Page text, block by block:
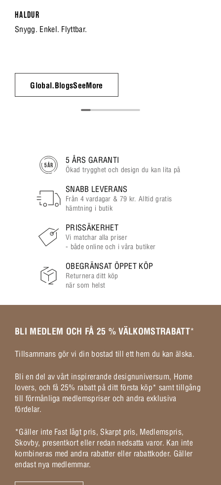
HALDUR
Snygg. Enkel. Flyttbar.
Global.BlogsSeeMore
5 ÅRS GARANTI
Ökad trygghet och design du kan lita på
SNABB LEVERANS
Från 4 vardagar & 79 kr. Alltid gratis
hämtning i butik
PRISSÄKERHET
Vi matchar alla priser
- både online och i våra butiker
OBEGRÄNSAT ÖPPET KÖP
Returnera ditt köp
när som helst
BLI MEDLEM OCH FÅ 25 % VÄLKOMSTRABATT*
Tillsammans gör vi din bostad till ett hem du kan älska.
Bli en del av vårt inspirerande designuniversum, Home
lovers, och få 25% rabatt på ditt första köp* samt tillgång
till förmånliga medlemspriser och andra exklusiva
fördelar.
*Gäller inte Fast lågt pris, Skarpt pris, Medlemspris,
Skovby, presentkort eller redan nedsatta varor. Kan inte
kombineras med andra rabatter eller rabattkoder. Gäller
endast nya medlemmar.